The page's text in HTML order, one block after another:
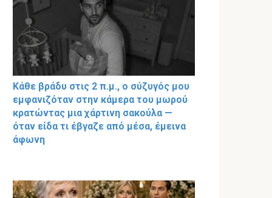
Κάθε βράδυ στις 2 π.μ., ο σύζυγός μου
εμφανιζόταν στην κάμερα του μωρού
κρατώντας μια χάρτινη σακούλα —
όταν είδα τι έβγαζε από μέσα, έμεινα
άφωνη